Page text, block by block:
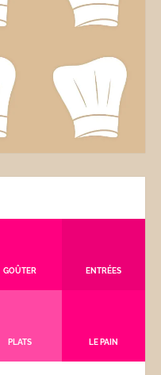
GOÛTER ENTRÉES
PLATS LE PAIN